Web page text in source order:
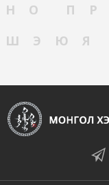
Н
О П Р
Ш
Э Ю Я